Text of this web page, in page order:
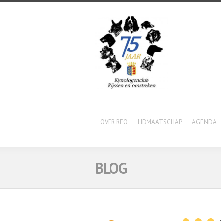
OVER REO LIDMAATSCHAP AGENDA
BLOG